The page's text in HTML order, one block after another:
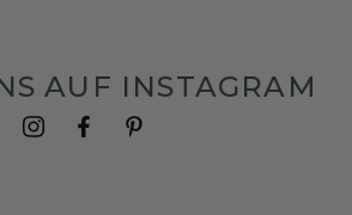
AUF INSTAGRAM